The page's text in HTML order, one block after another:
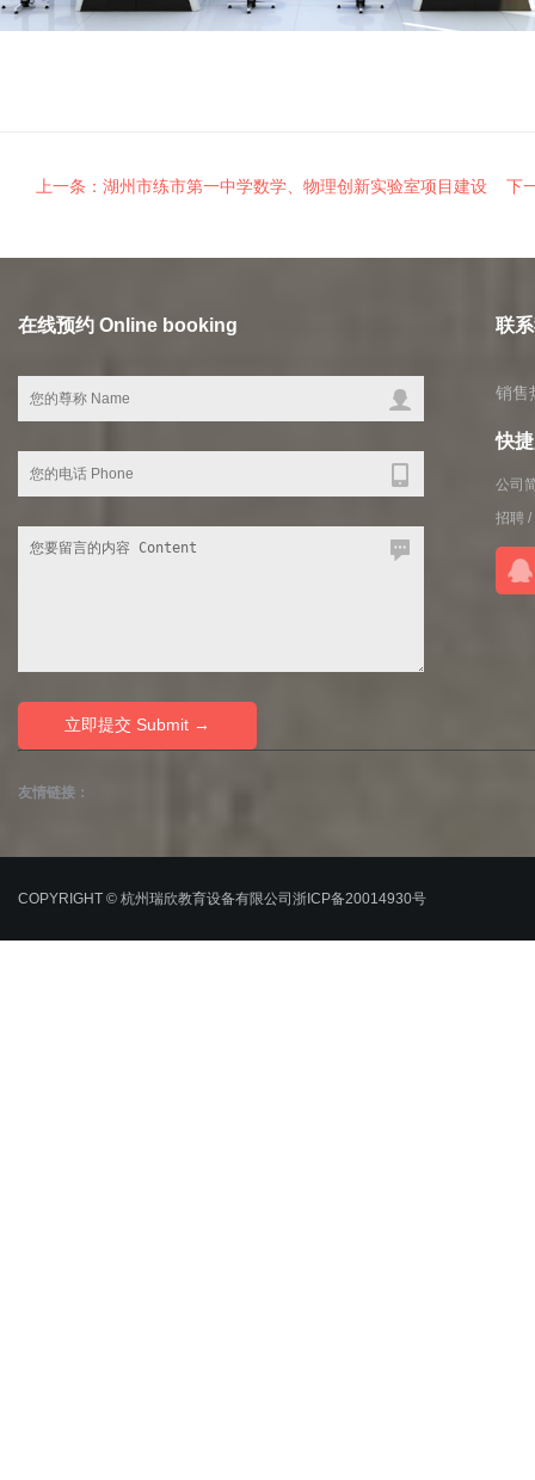
上一条：湖州市练市第一中学数学、物理创新实验室项目建设 下
在线预约 Online booking 联
销售
快
公司
招聘 /
友情链接：
COPYRIGHT © 杭州瑞欣教育设备有限公司 浙ICP备20014930号